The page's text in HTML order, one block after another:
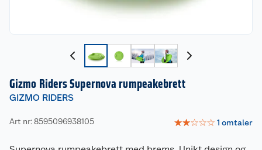
Gizmo Riders Supernova rumpeakebrett
GIZMO RIDERS
Art nr: 8595096938105 ☆☆☆☆☆ 1 omtaler